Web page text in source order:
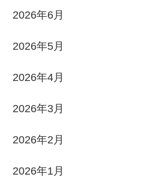
2026年6月
2026年5月
2026年4月
2026年3月
2026年2月
2026年1月